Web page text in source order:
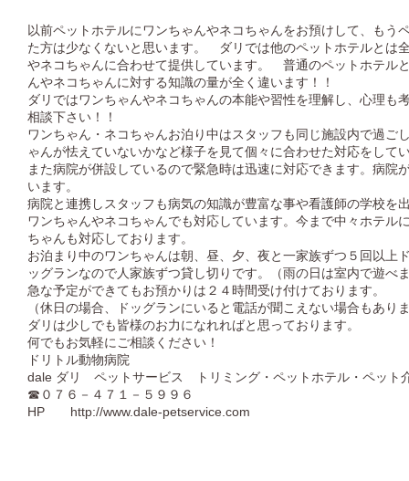
以前ペットホテルにワンちゃんやネコちゃんをお預けして、もう
た方は少なくないと思います。 ダリでは他のペットホテルとは
やネコちゃんに合わせて提供しています。 普通のペットホテル
んやネコちゃんに対する知識の量が全く違います！！
ダリではワンちゃんやネコちゃんの本能や習性を理解し、心理も
相談下さい！！
ワンちゃん・ネコちゃんお泊り中はスタッフも同じ施設内で過ご
ゃんが怯えていないかなど様子を見て個々に合わせた対応をして
また病院が併設しているので緊急時は迅速に対応できます。病院
います。
病院と連携しスタッフも病気の知識が豊富な事や看護師の学校を
ワンちゃんやネコちゃんでも対応しています。今まで中々ホテル
ちゃんも対応しております。
お泊まり中のワンちゃんは朝、昼、夕、夜と一家族ずつ５回以上
ッグランなので人家族ずつ貸し切りです。（雨の日は室内で遊べ
急な予定ができてもお預かりは２４時間受け付けております。
（休日の場合、ドッグランにいると電話が聞こえない場合もあり
ダリは少しでも皆様のお力になれればと思っております。
何でもお気軽にご相談ください！
ドリトル動物病院
dale ダリ ペットサービス トリミング・ペットホテル・ペット
☎０７６－４７１－５９９６
HP http://www.dale-petservice.com